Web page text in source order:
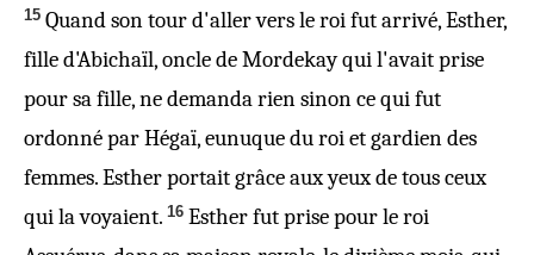
15 Quand son tour d'aller vers le roi fut arrivé, Esther,
fille d'Abichaïl, oncle de Mordekay qui l'avait prise
pour sa fille, ne demanda rien sinon ce qui fut
ordonné par Hégaï, eunuque du roi et gardien des
femmes. Esther portait grâce aux yeux de tous ceux
qui la voyaient. 16 Esther fut prise pour le roi